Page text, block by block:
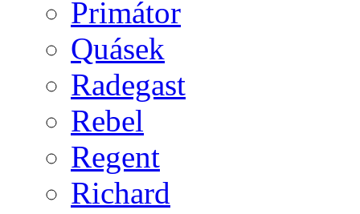
Primátor
Quásek
Radegast
Rebel
Regent
Richard